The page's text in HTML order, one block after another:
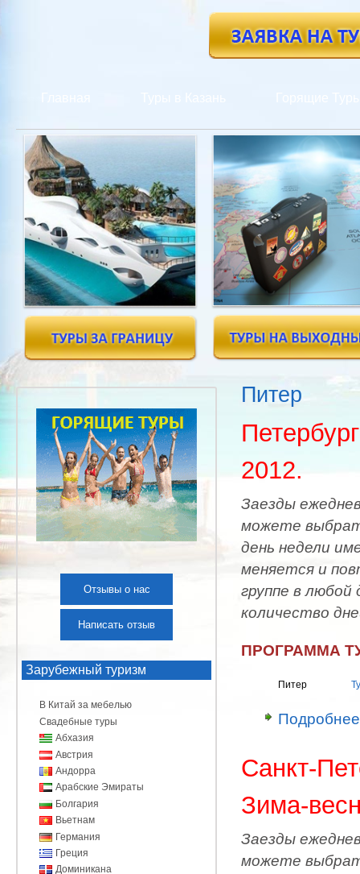
Питер
2012.
Заезды
можете
день недели
меняется и
группе в
количество
ПРОГРАММА
Питер
Подробнее
Санкт-
Зима-
Заезды
можете
Отзывы о нас
Написать отзыв
Зарубежный туризм
В Китай за мебелью
Свадебные туры
Абхазия
Австрия
Андорра
Арабские Эмираты
Болгария
Вьетнам
Германия
Греция
Доминикана